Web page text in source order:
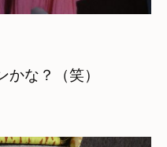
な？（笑）